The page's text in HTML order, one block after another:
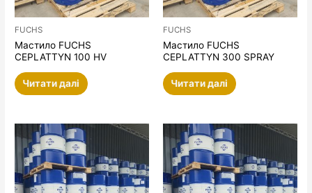
FUCHS
Мастило FUCHS
CEPLATTYN 100 HV
Читати далі
FUCHS
Мастило FUCHS
CEPLATTYN 300 SPRAY
Читати далі